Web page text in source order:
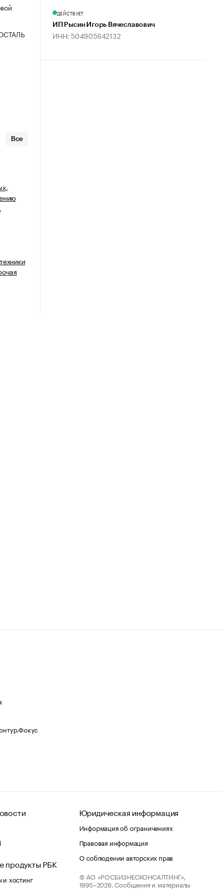
Все
ДЕЙСТВУЕТ
ИП Рысин Игорь Вячеславович
ИНН: 504905642132
продукты РБК
хостинг
Юридическая информация
Информация об ограничениях
Правовая информация
О соблюдении авторских прав
© АО «РОСБИЗНЕСКОНСАЛТИНГ»,
1995–2026. Сообщения и материалы